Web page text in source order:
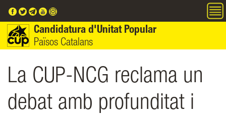
Candidatura d'Unitat Popular
Països Catalans
La CUP-NCG reclama un
debat amb profunditat i